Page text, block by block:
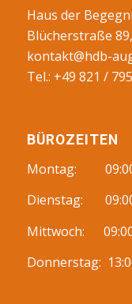
Haus der
Blücherstraße
kontakt@hdb-
Tel.: +49 821 /
BÜROZEITEN
Montag: 09:00
Dienstag: 09:00
Mittwoch: 09:00
Donnerstag: